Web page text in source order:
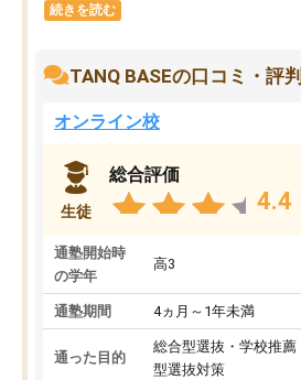
続きを読む
TANQ BASEの口コミ・評判
オンライン校
生徒
総合評価
4.4
通塾開始時
の学年
高3
通塾期間 4ヵ月～1年未満
通った目的
総合型選抜・学校推薦
型選抜対策